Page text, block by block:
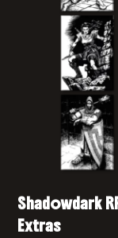
Shadowdark
Extras